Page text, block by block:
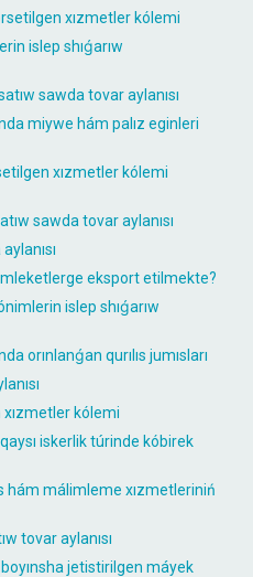
xızmetler kólemi
islep shıǵarıw
sawda tovar aylanısı
miywe hám palız eginleri
xızmetler kólemi
sawda tovar aylanısı
eksport etilmekte?
islep shıǵarıw
orınlanǵan qurılıs jumısları
xızmetler kólemi
iskerlik túrinde kóbirek
hám málimleme xızmetleriniń
tovar aylanısı
jetistirilgen máyek